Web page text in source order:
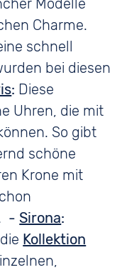
Modelle
Charme.
schnell
bei diesen
: Diese
Uhren, die mit
So gibt
schöne
Krone mit
- Sirona:
Kollektion